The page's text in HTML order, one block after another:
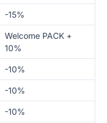
-15%
Welcome PACK +
10%
-10%
-10%
-10%